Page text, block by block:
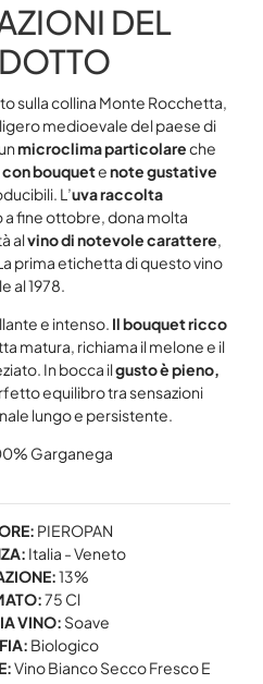
DEL
sulla collina Monte Rocchetta,
medioevale del paese di
microclima particolareche
con bouquetenote gustative
L’uva raccolta
a fine ottobre, dona molta
alvino di notevole carattere,
prima etichetta di questo vino
al 1978.
e intenso. Il bouquet ricco
matura, richiama il melone e il
In bocca ilgusto è pieno,
equilibro tra sensazioni
lungo e persistente.
Garganega
PIEROPAN
Italia - Veneto
13%
75 Cl
VINO: Soave
Biologico
Vino Bianco Secco Fresco E